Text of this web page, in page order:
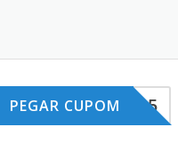
ESTILO15
PEGAR CUPOM